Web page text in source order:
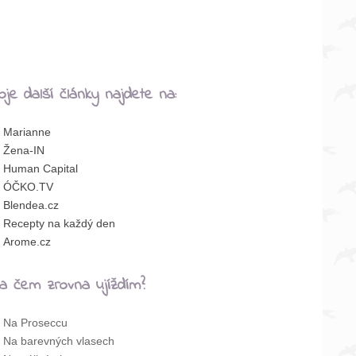
další články najdete na:
Marianne
Žena-IN
Human Capital
ÓČKO.TV
Blendea.cz
Recepty na každý den
Arome.cz
čem zrovna ujíždím?
Na Proseccu
Na barevných vlasech